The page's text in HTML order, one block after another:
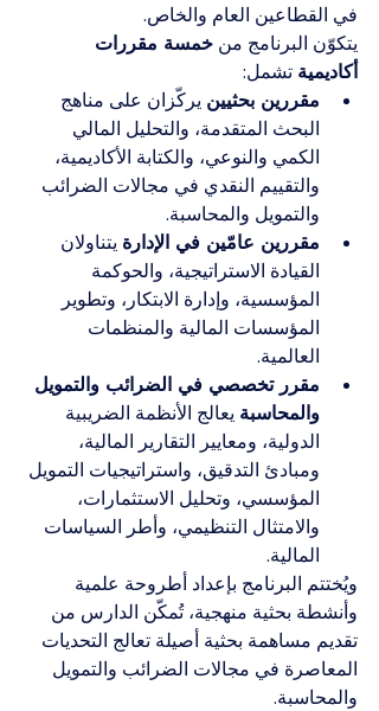
في القطاعين العام والخاص.
يتكوّن البرنامج من خمسة مقررات
أكاديمية تشمل:
مقررين بحثيين يركّزان على مناهج
البحث المتقدمة، والتحليل المالي
الكمي والنوعي، والكتابة الأكاديمية،
والتقييم النقدي في مجالات الضرائب
والتمويل والمحاسبة.
مقررين عامّين في الإدارة يتناولان
القيادة الاستراتيجية، والحوكمة
المؤسسية، وإدارة الابتكار، وتطوير
المؤسسات المالية والمنظمات
العالمية.
مقرر تخصصي في الضرائب والتمويل
والمحاسبة يعالج الأنظمة الضريبية
الدولية، ومعايير التقارير المالية،
ومبادئ التدقيق، واستراتيجيات التمويل
المؤسسي، وتحليل الاستثمارات،
والامتثال التنظيمي، وأطر السياسات
المالية.
ويُختتم البرنامج بإعداد أطروحة علمية
وأنشطة بحثية منهجية، تُمكّن الدارس من
تقديم مساهمة بحثية أصيلة تعالج التحديات
المعاصرة في مجالات الضرائب والتمويل
والمحاسبة.